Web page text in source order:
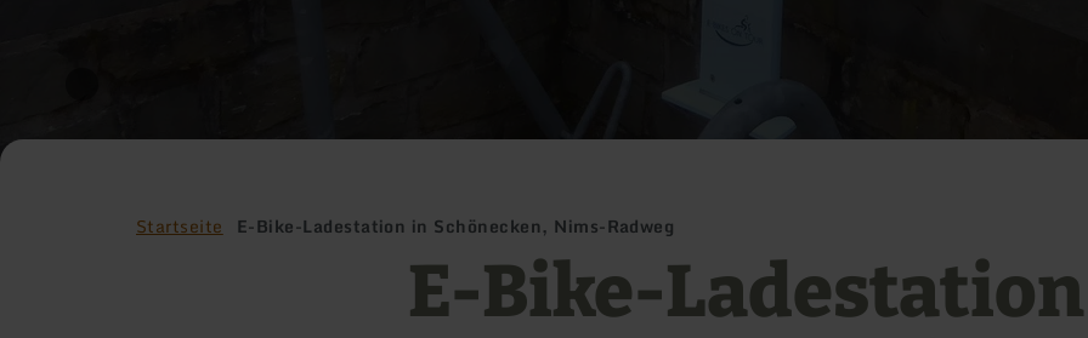
Startseite E-Bike-Ladestation in Schönecken, Nims-Radweg
E-Bike-